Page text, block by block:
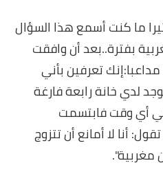
ما كنت أسمع هذا السؤال
بفترة..بعد أن وافقت
تعرفين بأني
لدي خانة رابعة فارغة
في أي وقت فابتسمت
أنا لا أمانع أن تتزوج
مغربية".